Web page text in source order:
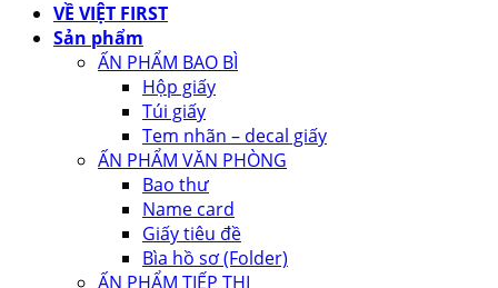
VỀ VIỆT FIRST
Sản phẩm
ẤN PHẨM BAO BÌ
Hộp giấy
Túi giấy
Tem nhãn – decal giấy
ẤN PHẨM VĂN PHÒNG
Bao thư
Name card
Giấy tiêu đề
Bìa hồ sơ (Folder)
ẤN PHẨM TIẾP THỊ